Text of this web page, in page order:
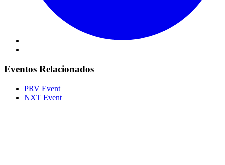
Eventos Relacionados
PRV Event
NXT Event